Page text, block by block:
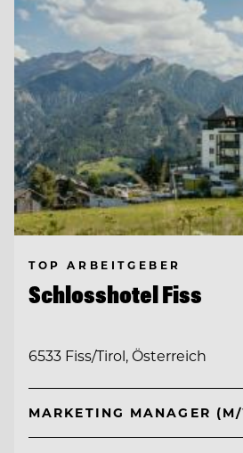
TOP ARBEITGEBER
Schlosshotel Fiss
6533 Fiss/Tirol, Österreich
MARKETING MANAGER